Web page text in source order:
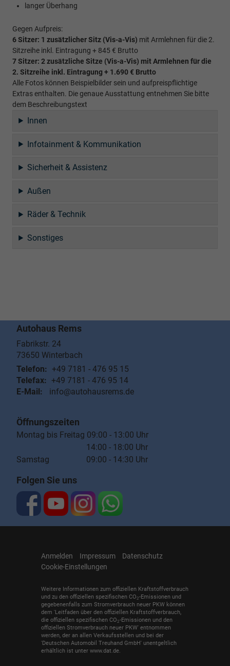
langer Überhang
Gegen Aufpreis:
6 Sitzer: 1 zusätzlicher Sitz (Vis-a-Vis) mit Armlehnen für die 2.
Sitzreihe inkl. Eintragung + 845 € Brutto
7 Sitzer: 2 zusätzliche Sitze (Vis-a-Vis) mit Armlehnen für die
2. Sitzreihe inkl. Eintragung + 1.690 € Brutto
Alle Fotos können Beispielbilder sein und aufpreispflichtige
Extras enthalten. Die genaue Ausstattung entnehmen Sie bitte
dem Beschreibungstext
Innen
Infotainment & Kommunikation
Sicherheit & Assistenz
Außen
Räder & Technik
Sonstiges
Autohaus Rems
Fabrikstr. 24
73650 Winterbach
Telefon: +49 7181 - 476 95 15
Telefax: +49 7181 - 476 95 14
E-Mail:
info@autohausrems.de
Öffnungszeiten
Montag bis Freitag 09:00 - 13:00 Uhr
14:00 - 18:00 Uhr
Samstag 09:00 - 14:30 Uhr
Folgen Sie uns
Anmelden Impressum
Datenschutz
Cookie-Einstellungen
Weitere Informationen zum offiziellen Kraftstoffverbrauch
und zu den offiziellen spezifischen CO2-Emissionen und
gegebenenfalls zum Stromverbrauch neuer PKW können
dem 'Leitfaden über den offiziellen Kraftstoffverbrauch,
die offiziellen spezifischen CO2-Emissionen und den
offiziellen Stromverbrauch neuer PKW' entnommen
werden, der an allen Verkaufsstellen und bei der
'Deutschen Automobil Treuhand GmbH' unentgeltlich
erhältlich ist unter www.dat.de.